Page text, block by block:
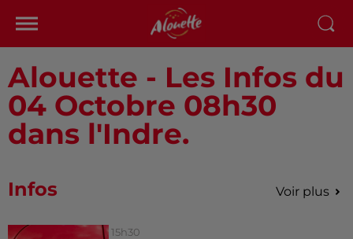
Alouette - Les Infos du
04 Octobre 08h30
dans l'Indre.
Infos Voir plus
15h30